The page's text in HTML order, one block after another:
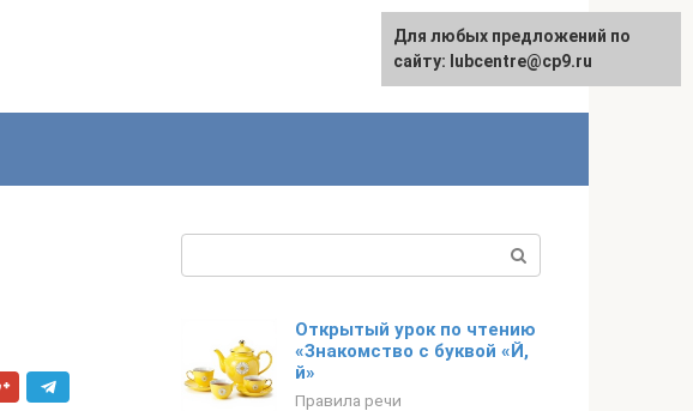
Открытый урок по чтению
«Знакомство с буквой «Й,
й»
Правила речи
Для любых предложений по
сайту: lubcentre@cp9.ru